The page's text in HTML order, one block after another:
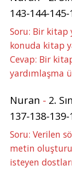
143-144-
Soru: Bir kitap
konuda kitap
Cevap: Bir
yardımlaşma
Nuran - 2.
137-138-
Soru: Verilen
metin
isteyen